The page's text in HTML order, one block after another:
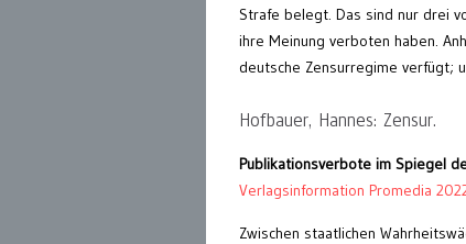
Strafe belegt. Das sind nur drei
ihre Meinung verboten haben.
deutsche Zensurregime verfügt;
Hofbauer, Hannes: Zensur.
Publikationsverbote im Spiegel
Verlagsinformation Promedia
Zwischen staatlichen